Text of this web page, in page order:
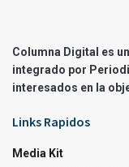
Columna Digital es
integrado por
interesados en la
Links Rapidos
Media Kit